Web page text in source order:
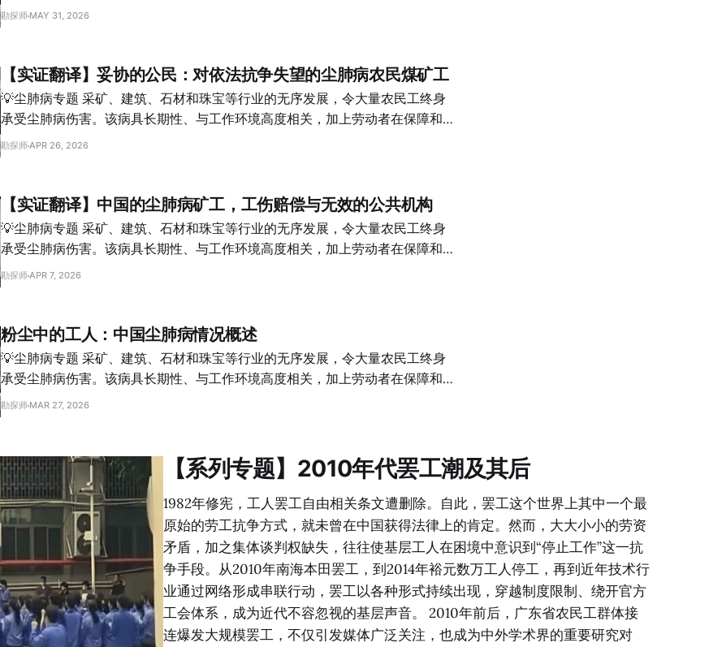
看来，这种病之所以普遍存在，应当归罪于不安装良好通风设备的唯利是图的矿
主。 ——弗里德里希·恩格斯《英国工人阶级状况》，1845年 （经本文作者删
节） 随着现代工业发展，19世纪开始，化石燃料开采的规模与日
偿方的重重困难，使我们无法单纯从公共卫生角度审视，而必须进一步反思其背
国尘肺病问题置于全球工业化进程、尤其是在发展中国家蔓延的历史背景下加以
考察。 导读 本文即将发布之时，山西留神峪煤矿瓦斯爆炸事故刚刚发生，90人
死亡的惨重事故再次将煤矿开采业和矿工处境推到公众视野之中。如果把这场事
故放回中国煤矿业发展的历史、资本逻辑与地方发展机制中理解，我们会看到，
矿工面对的危险并不只来自爆炸、坍塌等突发事故，也来自尘肺病这样的慢性职
排中长期缺乏足够的权力。 本文作者认为，尘肺病在中国的高发及其治疗、赔
偿受限，并不只是医学或技术问题，而是权力结构严重偏向资本、劳工处于弱势
地位的结果。改革开放以来，不受约束的市场化、采矿业结构变化、劳动保护标
准降低
勘探师 MAY 31, 2026
【实证翻译】妥协的公民：对依法抗争失望的尘肺病农民煤矿工
💡尘肺病专题 采矿、建筑、石材和珠宝等行业的无序发展，令大量农民工终身
承受尘肺病伤害。该病具长期性、与工作环境高度相关，加上劳动者在保障和赔
偿方的重重困难，使我们无法单纯从公共卫生角度审视，而必须进一步反思其背
将中国尘肺病问题置于全球工业化进程、尤其是在发展中国家蔓延的历史背景下
加以考察。 导读 罹患尘肺病的工人如何看待自己的处境？如何作为抗争的主体
行动？ 又如何在具体的行动中与更广泛的社会现实以及社会关系互动，并重塑
自己的认知与抗争行为？ 这些问题不仅仅是我们如果试图去理解尘肺病劳动者
困境的核心所在，也是为了丰富我们对劳工行动本身的认知所必要回答的。本文
矿工作，而不幸患上尘肺病的农民们的抗争活动的考察，指出：出于受教育程度
较低、本身思想和文化的相对封闭、以及内陆农村地区公民社会活动不够活跃等
因素影响，这些农民煤矿工们表现出一种“复杂的主体性”。他们接受国家相关法
律
勘探师 APR 26, 2026
【实证翻译】中国的尘肺病矿工，工伤赔偿与无效的公共机构
💡尘肺病专题 采矿、建筑、石材和珠宝等行业的无序发展，令大量农民工终身
承受尘肺病伤害。该病具长期性、与工作环境高度相关，加上劳动者在保障和赔
偿方的重重困难，使我们无法单纯从公共卫生角度审视，而必须进一步反思其背
国尘肺病问题置于全球工业化进程、尤其是在发展中国家蔓延的历史背景下加以
考察。 导读 尘肺病并不是简单的医学问题，而是和劳动制度、企业责任、国家
治理紧密相连的社会问题。近十多年来，国内围绕职业病防治、工伤保险与尘肺
病救助不断修法、出台政策，表面上看，制度似乎正在不断完善，发病人数也在
下降。 但问题在于：制度的存在，是否真的等于保障的实现？ 这篇研究给出的
言，工伤保险制度虽然在法律文本上存在，却在实际运作中难以触及他们，甚至
可以说是“形同虚设”。劳动关系难以证明、职业病诊断程序繁琐、跨地区维权成
勘探师 APR 7, 2026
粉尘中的工人：中国尘肺病情况概述
💡尘肺病专题 采矿、建筑、石材和珠宝等行业的无序发展，令大量农民工终身
承受尘肺病伤害。该病具长期性、与工作环境高度相关，加上劳动者在保障和赔
偿方的重重困难，使我们无法单纯从公共卫生角度审视，而必须进一步反思其背
国尘肺病问题置于全球工业化进程、尤其是在发展中国家蔓延的历史背景下加以
考察。 导读 在中国发生的职业病中，尘肺病及其他呼吸系统疾病占比达到
80%，是最普遍的职业病。截止2021年底，中国共有91万例尘肺病人，其中45
万人仍存活。从2022年后，职业性尘肺病的每年发病人数降低到了1万人以下，
但其仍然是职业病的最主要病种。哪些工人最容易得尘肺病？背后涉及的政治经
济社会因素又是什么？这是本篇文章试图回答的。 关键词：职业病、工伤、尘
肺病、职业伤害、煤矿工 正文 一、煤工尘肺 煤工尘肺（coal workers’
pneumoconiosis, CWP）指的是长期吸入煤尘导致的尘肺病，从事煤矿相关开
采、处理的工人吸入煤灰
勘探师 MAR 27, 2026
【系列专题】2010年代罢工潮及其后
1982年修宪，工人罢工自由相关条文遭删除。自此，罢工这个世界上其中一个最
原始的劳工抗争方式，就未曾在中国获得法律上的肯定。然而，大大小小的劳资
矛盾，加之集体谈判权缺失，往往使基层工人在困境中意识到“停止工作”这一抗
争手段。从2010年南海本田罢工，到2014年裕元数万工人停工，再到近年技术行
业通过网络形成串联行动，罢工以各种形式持续出现，穿越制度限制、绕开官方
工会体系，成为近代不容忽视的基层声音。 2010年前后，广东省农民工群体接
连爆发大规模罢工，不仅引发媒体广泛关注，也成为中外学术界的重要研究对